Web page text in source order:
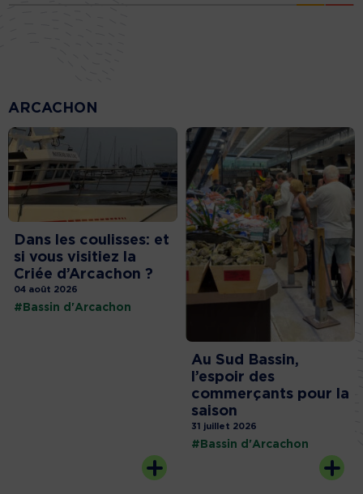
ARCACHON
Dans les coulisses: et
si vous visitiez la
Criée d’Arcachon ?
04 août 2026
#Bassin d'Arcachon
Au Sud Bassin,
l’espoir des
commerçants pour la
saison
31 juillet 2026
#Bassin d'Arcachon